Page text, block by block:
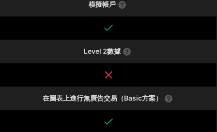
模擬帳戶
Level 2數據
在圖表上進行無廣告交易（Basic方案）